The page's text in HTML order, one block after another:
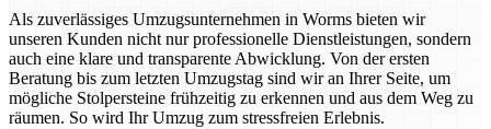
Als zuverlässiges Umzugsunternehmen in Worms bieten wir
unseren Kunden nicht nur professionelle Dienstleistungen, sondern
auch eine klare und transparente Abwicklung. Von der ersten
Beratung bis zum letzten Umzugstag sind wir an Ihrer Seite, um
mögliche Stolpersteine frühzeitig zu erkennen und aus dem Weg zu
räumen. So wird Ihr Umzug zum stressfreien Erlebnis.